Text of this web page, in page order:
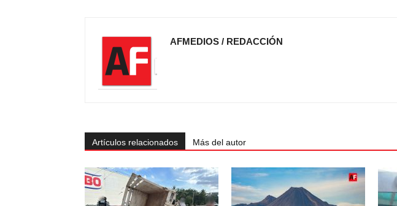
AFMEDIOS / REDACCIÓN
Artículos relacionados Más del autor